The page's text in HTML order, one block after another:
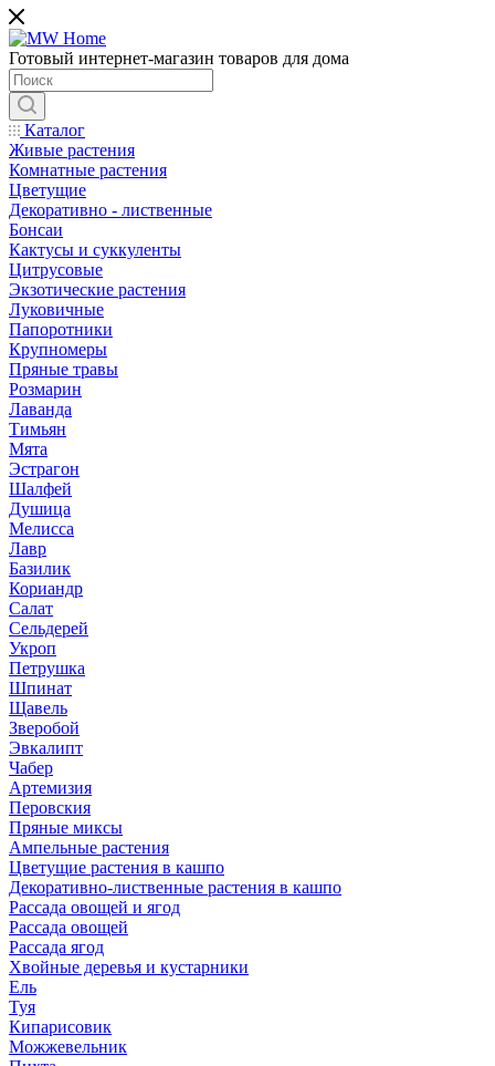
Готовый интернет-магазин товаров для дома
Каталог
Живые растения
Комнатные растения
Цветущие
Декоративно - лиственные
Бонсаи
Кактусы и суккуленты
Цитрусовые
Экзотические растения
Луковичные
Папоротники
Крупномеры
Пряные травы
Розмарин
Лаванда
Тимьян
Мята
Эстрагон
Шалфей
Душица
Мелисса
Лавр
Базилик
Кориандр
Салат
Сельдерей
Укроп
Петрушка
Шпинат
Щавель
Зверобой
Эвкалипт
Чабер
Артемизия
Перовския
Пряные миксы
Ампельные растения
Цветущие растения в кашпо
Декоративно-лиственные растения в кашпо
Рассада овощей и ягод
Рассада овощей
Рассада ягод
Хвойные деревья и кустарники
Ель
Туя
Кипарисовик
Можжевельник